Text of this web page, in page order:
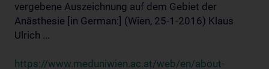
vergebene Auszeichnung auf dem Gebiet der
Anästhesie [in German:] (Wien, 25-1-2016) Klaus
Ulrich ...
https://www.meduniwien.ac.at/web/en/about-